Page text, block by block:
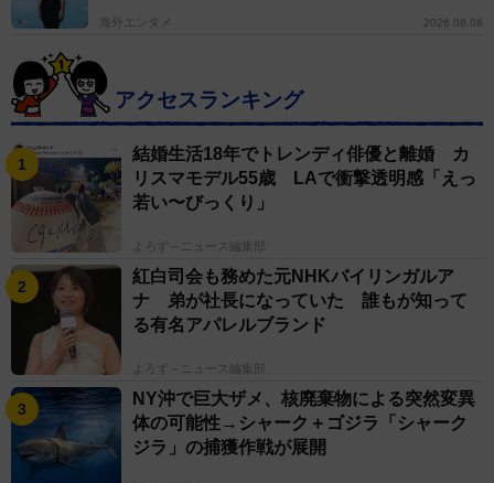
海外エンタメ 2026.08.08
アクセスランキング
結婚生活18年でトレンディ俳優と離婚 カ
リスマモデル55歳 LAで衝撃透明感「えっ
若い〜びっくり」
よろず～ニュース編集部
紅白司会も務めた元NHKバイリンガルア
ナ 弟が社長になっていた 誰もが知って
る有名アパレルブランド
よろず～ニュース編集部
NY沖で巨大ザメ、核廃棄物による突然変異
体の可能性→シャーク＋ゴジラ「シャーク
ジラ」の捕獲作戦が展開